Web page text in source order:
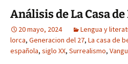
Análisis de La Casa
20 mayo, 2024 Lengua y
lorca, Generacion del 27, La casa de
española, siglo XX, Surrealismo,